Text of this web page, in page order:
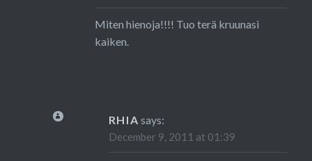
Miten hienoja!!!! Tuo terä kruunasi
kaiken.
RHIA says:
December 9, 2011 at 01:39